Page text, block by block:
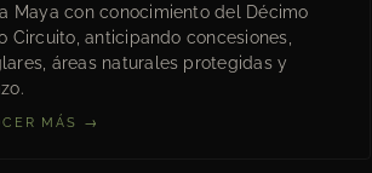
Maya con conocimiento del Décimo
Circuito, anticipando concesiones,
áreas naturales protegidas y
MÁS →